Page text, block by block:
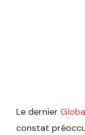
Le dernier
constat